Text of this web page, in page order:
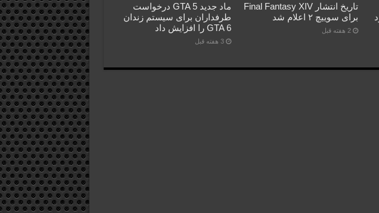
تاریخ انتشار Final Fantasy XIV
برای سوییچ ۲ اعلام شد
2 هفته قبل
ماد جدید GTA 5 درخواست
طرفداران برای سیستم زندان
GTA 6 را افزایش داد
3 هفته قبل